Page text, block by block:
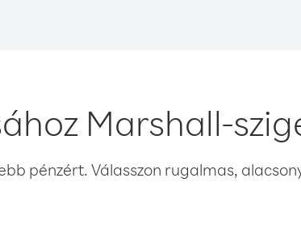
Marshall-
pénzért. Válasszon rugalmas,